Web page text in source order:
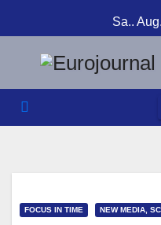
Inhalt
springen
Sa..
FOCUS IN TIME NEW MEDIA,